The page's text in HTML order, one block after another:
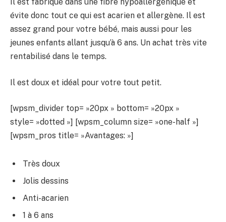
évite donc tout ce qui est acarien et allergène. Il est
assez grand pour votre bébé, mais aussi pour les
jeunes enfants allant jusqu’à 6 ans. Un achat très vite
rentabilisé dans le temps.
Il est doux et idéal pour votre tout petit.
[wpsm_divider top= »20px » bottom= »20px »
style= »dotted »] [wpsm_column size= »one-half »]
[wpsm_pros title= »Avantages: »]
Très doux
Jolis dessins
Anti-acarien
1 à 6 ans